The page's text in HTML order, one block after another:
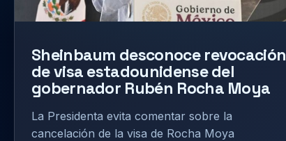
Sheinbaum desconoce revocación
de visa estadounidense del
gobernador Rubén Rocha Moya
La Presidenta evita comentar sobre la
cancelación de la visa de Rocha Moya